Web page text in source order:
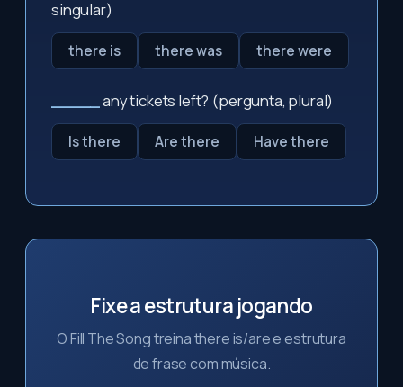
singular)
there is there was there were
any tickets left? (pergunta, plural)
Is there Are there Have there
Fixe a estrutura jogando
O Fill The Song treina there is/are e estrutura
de frase com música.